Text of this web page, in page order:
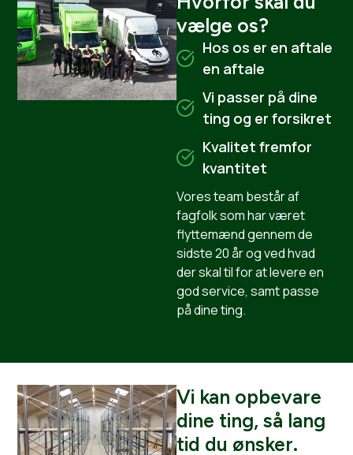
vælge os?
Hos os er en aftale
en aftale
Vi passer på dine
ting og er forsikret
Kvalitet fremfor
kvantitet
Vores team består af
fagfolk som har været
flyttemænd gennem de
sidste 20 år og ved hvad
der skal til for at levere en
god service, samt passe
på dine ting.
Vi kan opbevare
dine ting, så lang
tid du ønsker.